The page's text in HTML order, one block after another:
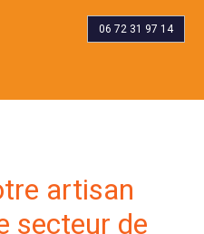
06 72 31 97 14
artisan
secteur de